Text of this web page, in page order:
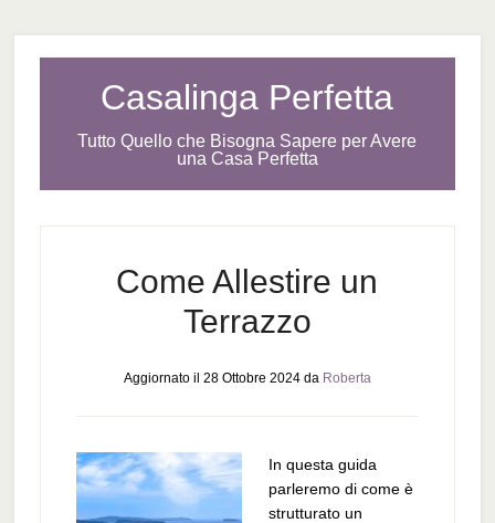
Casalinga Perfetta
Tutto Quello che Bisogna Sapere per Avere
una Casa Perfetta
Come Allestire un
Terrazzo
Aggiornato il 28 Ottobre 2024da Roberta
In questa guida
parleremo di come è
strutturato un